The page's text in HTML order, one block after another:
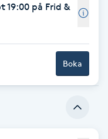
19:00 på Frid &
Boka